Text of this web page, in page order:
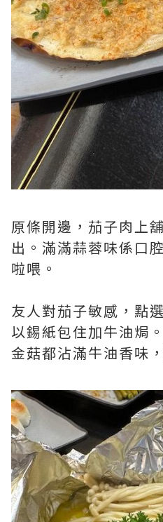
原條開邊，茄子肉上
出。滿滿蒜蓉味係口
啦喂。
友人對茄子敏感，點
以錫紙包住加牛油焗
金菇都沾滿牛油香味